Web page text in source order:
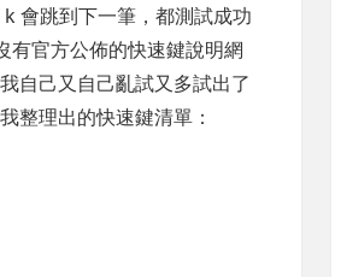
會跳到下一筆，都測試成功
官方公佈的快速鍵說明網
自己又自己亂試又多試出了
整理出的快速鍵清單：